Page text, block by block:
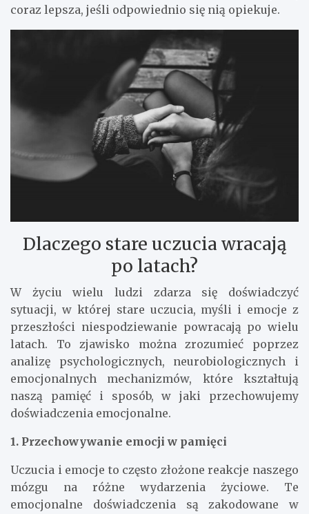
coraz lepsza, jeśli odpowiednio się nią opiekuje.
Dlaczego stare uczucia wracają
po latach?
W życiu wielu ludzi zdarza się doświadczyć
sytuacji, w której stare uczucia, myśli i emocje z
przeszłości niespodziewanie powracają po wielu
latach. To zjawisko można zrozumieć poprzez
analizę psychologicznych, neurobiologicznych i
emocjonalnych mechanizmów, które kształtują
naszą pamięć i sposób, w jaki przechowujemy
doświadczenia emocjonalne.
1. Przechowywanie emocji w pamięci
Uczucia i emocje to często złożone reakcje naszego
mózgu na różne wydarzenia życiowe. Te
emocjonalne doświadczenia są zakodowane w